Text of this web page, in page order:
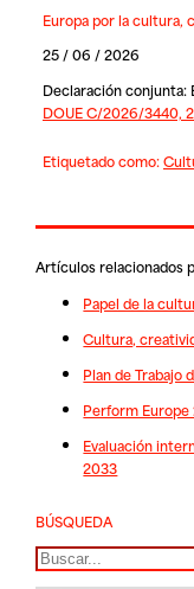
Europa por la cultura,
25 / 06 / 2026
Declaración conjunta:
DOUE C/2026/3440,
Etiquetado como:
Artículos relacionados
Papel de la
Cultura,
Plan de Trabajo
Perform
Evaluación
2033
BÚSQUEDA
Buscar